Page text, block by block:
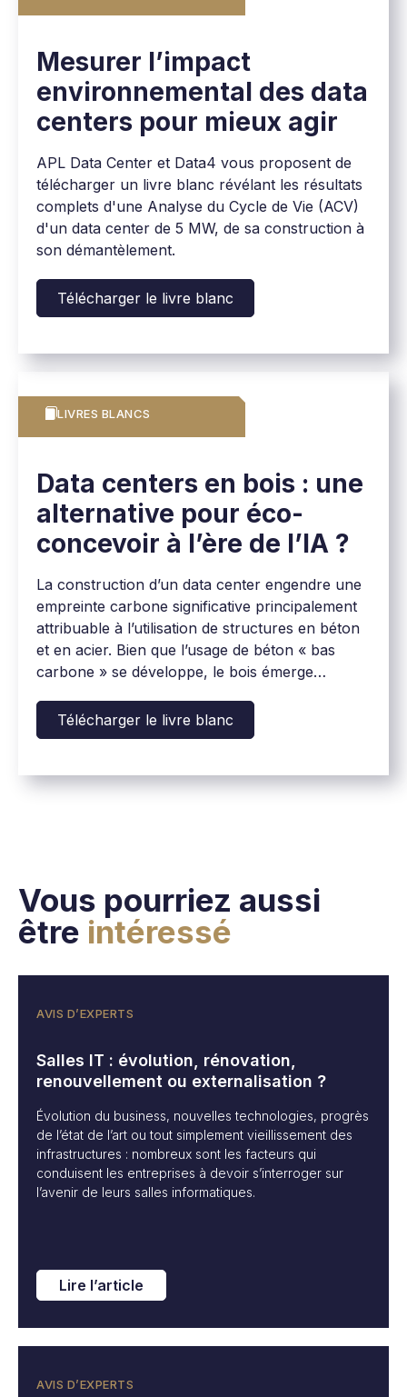
Mesurer l’impact
environnemental des data
centers pour mieux agir
APL Data Center et Data4 vous proposent de
télécharger un livre blanc révélant les résultats
complets d'une Analyse du Cycle de Vie (ACV)
d'un data center de 5 MW, de sa construction à
son démantèlement.
Télécharger le livre blanc
LIVRES BLANCS
Data centers en bois : une
alternative pour éco-
concevoir à l’ère de l’IA ?
La construction d’un data center engendre une
empreinte carbone significative principalement
attribuable à l’utilisation de structures en béton
et en acier. Bien que l’usage de béton « bas
carbone » se développe, le bois émerge
pour réduire cet impact, tout en répondant aux
exigences techniques et sécuritaires de ces
Télécharger le livre blanc
Vous pourriez aussi
être intéressé
AVIS D’EXPERTS
Salles IT : évolution, rénovation,
renouvellement ou externalisation ?
Évolution du business, nouvelles technologies, progrès
de l’état de l’art ou tout simplement vieillissement des
infrastructures : nombreux sont les facteurs qui
conduisent les entreprises à devoir s’interroger sur
l’avenir de leurs salles informatiques.
Lire l’article
AVIS D’EXPERTS